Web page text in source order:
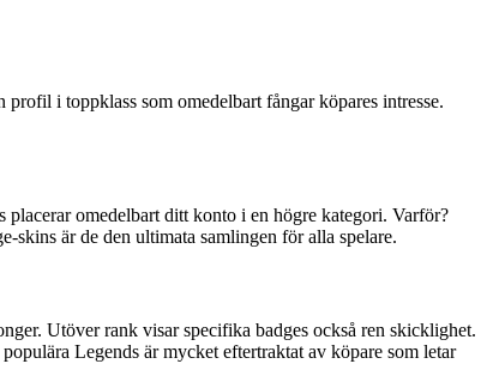
i toppklass som omedelbart fångar köpares intresse.
omedelbart ditt konto i en högre kategori. Varför?
skins är de den ultimata samlingen för alla spelare.
Utöver rank visar specifika badges också ren skicklighet.
Legends är mycket eftertraktat av köpare som letar